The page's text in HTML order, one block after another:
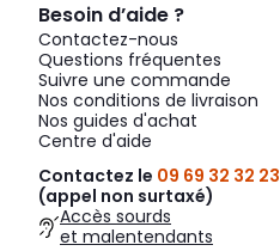
Besoin d’aide ?
Contactez-nous
Questions fréquentes
Suivre une commande
Nos conditions de livraison
Nos guides d'achat
Centre d'aide
Contactez le 09 69 32 32 23
(appel non surtaxé)
Accès sourds
et malentendants